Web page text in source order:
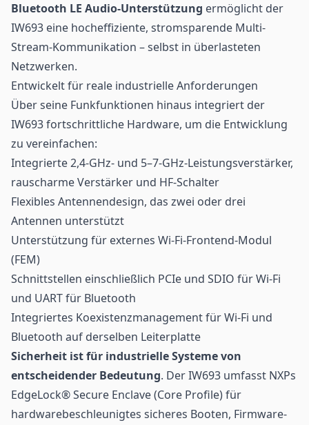
Bluetooth LE Audio-Unterstützung ermöglicht der
IW693 eine hocheffiziente, stromsparende Multi-
Stream-Kommunikation – selbst in überlasteten
Netzwerken.
Entwickelt für reale industrielle Anforderungen
Über seine Funkfunktionen hinaus integriert der
IW693 fortschrittliche Hardware, um die Entwicklung
zu vereinfachen:
Integrierte 2,4-GHz- und 5–7-GHz-Leistungsverstärker,
rauscharme Verstärker und HF-Schalter
Flexibles Antennendesign, das zwei oder drei
Antennen unterstützt
Unterstützung für externes Wi-Fi-Frontend-Modul
(FEM)
Schnittstellen einschließlich PCIe und SDIO für Wi-Fi
und UART für Bluetooth
Integriertes Koexistenzmanagement für Wi-Fi und
Bluetooth auf derselben Leiterplatte
Sicherheit ist für industrielle Systeme von
entscheidender Bedeutung. Der IW693 umfasst NXPs
EdgeLock® Secure Enclave (Core Profile) für
hardwarebeschleunigtes sicheres Booten, Firmware-